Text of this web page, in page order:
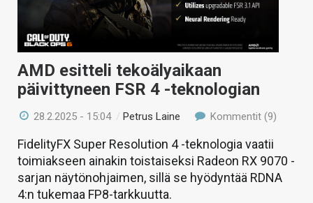
AMD esitteli tekoälyaikaan
päivittyneen FSR 4 -teknologian
28.2.2025 - 15:04 /Petrus Laine Kommentit (9)
FidelityFX Super Resolution 4 -teknologia vaatii
toimiakseen ainakin toistaiseksi Radeon RX 9070 -
sarjan näytönohjaimen, sillä se hyödyntää RDNA
4:n tukemaa FP8-tarkkuutta.